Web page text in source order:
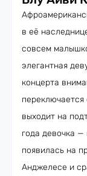
в её
совсем
элегантная
концерта
переключается
выходит на
года девочка
появилась на
Анджелесе и